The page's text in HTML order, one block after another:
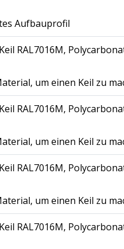
Aufbauprofil
RAL7016M,
um einen Keil zu
RAL7016M,
um einen Keil zu
RAL7016M,
um einen Keil zu
RAL7016M,